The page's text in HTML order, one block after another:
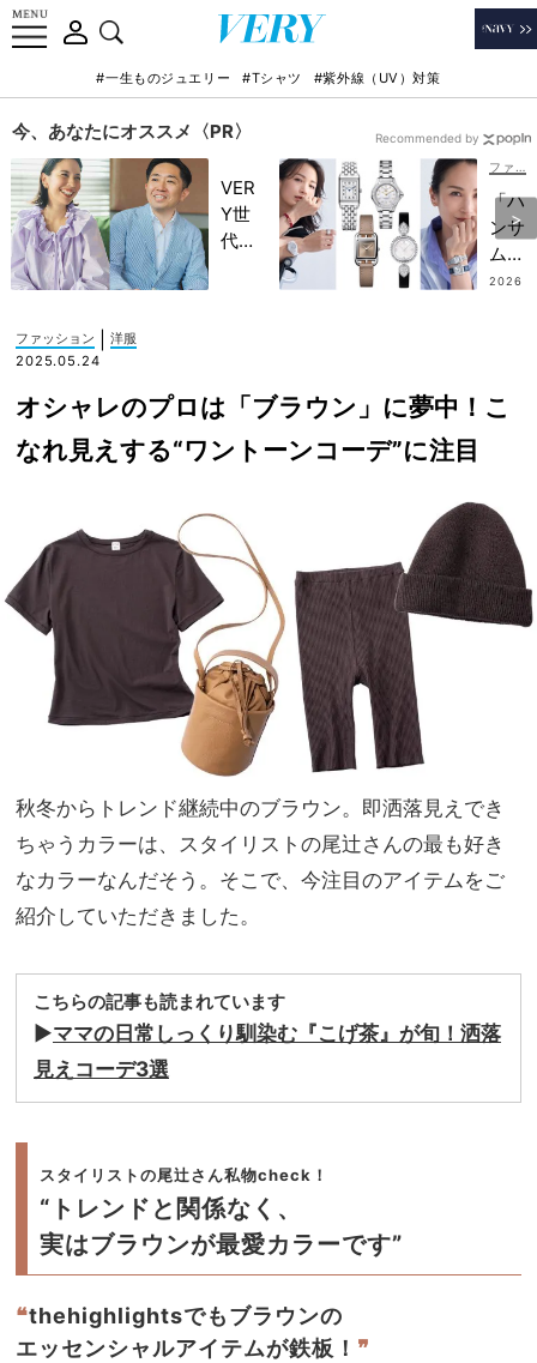
#一生ものジュエリー #Tシャツ #紫外線（UV）対策
今、あなたにオススメ〈PR〉
VER
Y世
代が
んと
考え
る
今、
NO
HO
TEL
な
の？
」
「ハ
ンサ
ムor
レデ
マの
チ】
特
集！
今こ
そ選
2026
Recommended by
ファッション
洋服
2025.05.24
オシャレのプロは「ブラウン」に夢中！こ
なれ見えする“ワントーンコーデ”に注目
秋冬からトレンド継続中のブラウン。即洒落見えでき
ちゃうカラーは、スタイリストの尾辻さんの最も好き
なカラーなんだそう。そこで、今注目のアイテムをご
紹介していただきました。
こちらの記事も読まれています
▶︎ママの日常しっくり馴染む『こげ茶』が旬！洒落
見えコーデ3選
スタイリストの尾辻さん私物check！
“トレンドと関係なく、
実はブラウンが最愛カラーです”
❝thehighlightsでもブラウンの
エッセンシャルアイテムが鉄板！ ❞